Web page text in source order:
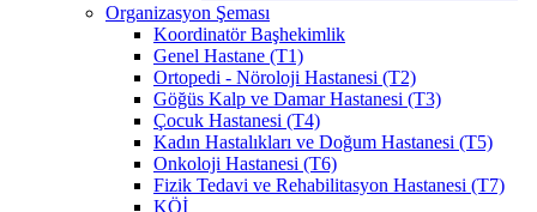
Organizasyon Şeması
Koordinatör Başhekimlik
Genel Hastane (T1)
Ortopedi - Nöroloji Hastanesi (T2)
Göğüs Kalp ve Damar Hastanesi (T3)
Çocuk Hastanesi (T4)
Kadın Hastalıkları ve Doğum Hastanesi (T5)
Onkoloji Hastanesi (T6)
Fizik Tedavi ve Rehabilitasyon Hastanesi (T7)
KÖİ